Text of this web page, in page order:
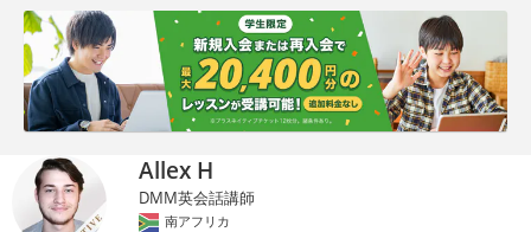
Allex H
DMM英会話講師
南アフリカ